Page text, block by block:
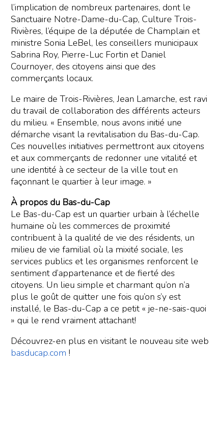
l’implication de nombreux partenaires, dont le
Sanctuaire Notre-Dame-du-Cap, Culture Trois-
Rivières, l’équipe de la députée de Champlain et
ministre Sonia LeBel, les conseillers municipaux
Sabrina Roy, Pierre-Luc Fortin et Daniel
Cournoyer, des citoyens ainsi que des
commerçants locaux.
Le maire de Trois-Rivières, Jean Lamarche, est ravi
du travail de collaboration des différents acteurs
du milieu. « Ensemble, nous avons initié une
démarche visant la revitalisation du Bas-du-Cap.
Ces nouvelles initiatives permettront aux citoyens
et aux commerçants de redonner une vitalité et
une identité à ce secteur de la ville tout en
façonnant le quartier à leur image. »
À propos du Bas-du-Cap
Le Bas-du-Cap est un quartier urbain à l’échelle
humaine où les commerces de proximité
contribuent à la qualité de vie des résidents, un
milieu de vie familial où la mixité sociale, les
services publics et les organismes renforcent le
sentiment d’appartenance et de fierté des
citoyens. Un lieu simple et charmant qu’on n’a
plus le goût de quitter une fois qu’on s’y est
installé, le Bas-du-Cap a ce petit « je-ne-sais-quoi
» qui le rend vraiment attachant!
Découvrez-en plus en visitant le nouveau site web
basducap.com !